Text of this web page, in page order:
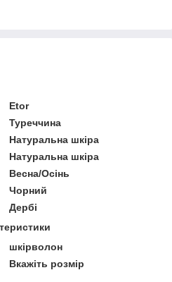
Etor
Туреччина
Натуральна шкіра
Натуральна шкіра
Весна/Осінь
Чорний
Дербі
шкірволон
Вкажіть розмір